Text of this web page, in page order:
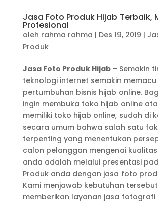
Jasa Foto Produk Hijab Terbaik,
Profesional
oleh rahma rahma | Des 19, 2019 |
Produk
Jasa Foto Produk Hijab – Semakin
teknologi internet semakin memacu
pertumbuhan bisnis hijab online.
ingin membuka toko hijab online
memiliki toko hijab online, sudah di
secara umum bahwa salah satu
terpenting yang menentukan
calon pelanggan mengenai
anda adalah melalui presentasi
Produk anda dengan jasa foto
Kami menjawab kebutuhan
memberikan layanan jasa fotografi